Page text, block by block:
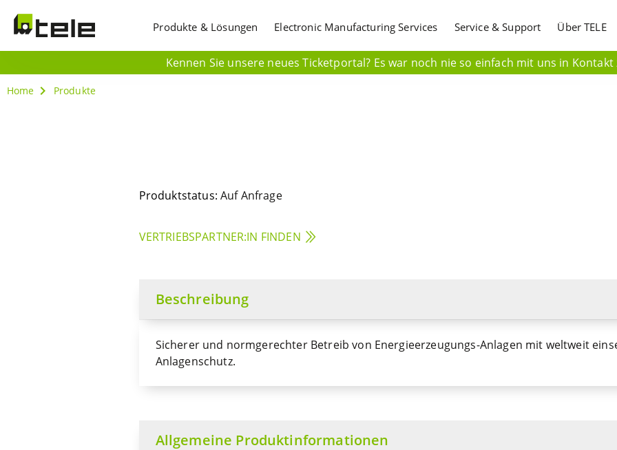
Kennen Sie unsere neues Ticketportal? Es war noch nie so einfach mit uns in
Produkte & Lösungen Electronic Manufacturing Services Service & Support Über TELE
Home Produkte
Produktstatus: Auf Anfrage
VERTRIEBSPARTNER:IN FINDEN
Beschreibung
Sicherer und normgerechter Betreib von Energieerzeugungs-Anlagen mit weltweit
Anlagenschutz.
Allgemeine Produktinformationen